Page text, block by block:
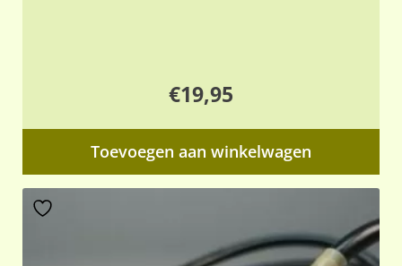
€19,95
Toevoegen aan winkelwagen